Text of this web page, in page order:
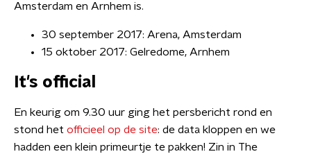
Amsterdam en Arnhem is.
30 september 2017: Arena, Amsterdam
15 oktober 2017: Gelredome, Arnhem
It's official
En keurig om 9.30 uur ging het persbericht rond en
stond het officieel op de site: de data kloppen en we
hadden een klein primeurtje te pakken! Zin in The